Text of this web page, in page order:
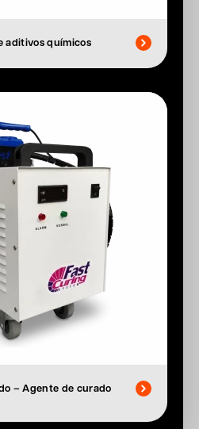
aditivos químicos
– Agente de curado